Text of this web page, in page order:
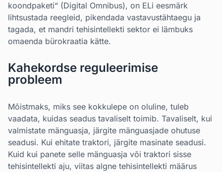
koondpaketi“ (Digital Omnibus), on ELi eesmärk
lihtsustada reegleid, pikendada vastavustähtaegu ja
tagada, et mandri tehisintellekti sektor ei lämbuks
omaenda bürokraatia kätte.
Kahekordse reguleerimise
probleem
Mõistmaks, miks see kokkulepe on oluline, tuleb
vaadata, kuidas seadus tavaliselt toimib. Tavaliselt, kui
valmistate mänguasja, järgite mänguasjade ohutuse
seadusi. Kui ehitate traktori, järgite masinate seadusi.
Kuid kui panete selle mänguasja või traktori sisse
tehisintellekti aju, viitas algne tehisintellekti määrus